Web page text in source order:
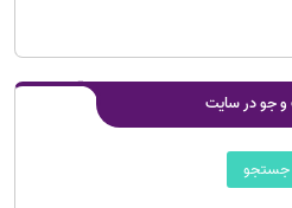
جو در سایت